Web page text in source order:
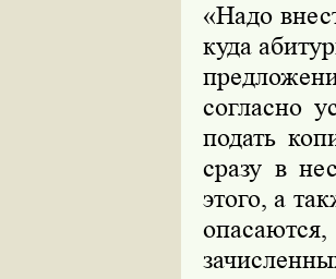
«Надо
куда
согласно
подать
сразу в
этого, а